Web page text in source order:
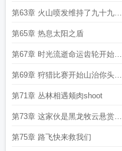
第63章 火山喷发维持了九十九年
的约定出现
第65章 热息太阳之盾
第67章 时光流逝命运齿轮开始转
动
第69章 狩猎比赛开始山治你头发
怎么变成粉色了
第71章 丛林相遇颊肉shoot
第73章 这家伙是黑龙牧云悬赏金
两亿的大海贼
第75章 路飞快来救我们